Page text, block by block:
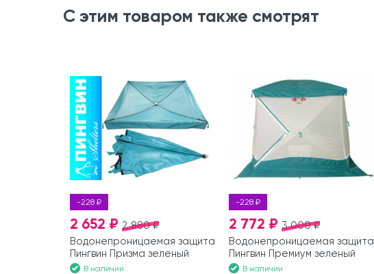
С этим товаром также смотрят
-228 ₽
2 880 ₽
2 652 ₽
Водонепроницаемая защита
Пингвин Призма зеленый
В наличии
-228 ₽
3 000 ₽
2 772 ₽
Водонепроницаемая защита
Пингвин Премиум зеленый
В наличии